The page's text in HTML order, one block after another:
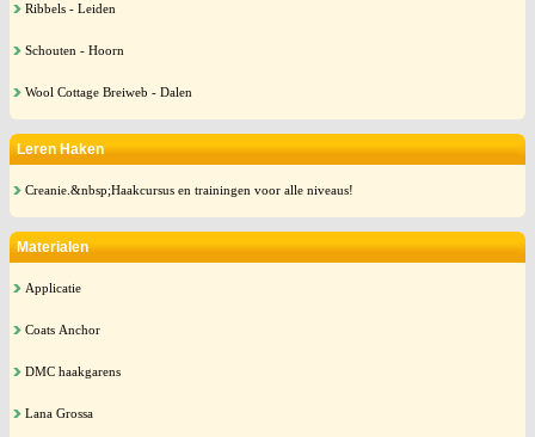
Ribbels - Leiden
Schouten - Hoorn
Wool Cottage Breiweb - Dalen
Leren Haken
Creanie.&nbsp;Haakcursus en trainingen voor alle niveaus!
Materialen
Applicatie
Coats Anchor
DMC haakgarens
Lana Grossa